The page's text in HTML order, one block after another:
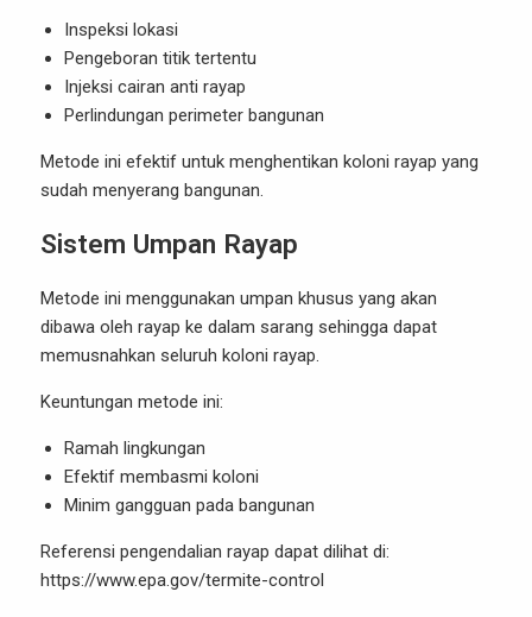
Inspeksi lokasi
Pengeboran titik tertentu
Injeksi cairan anti rayap
Perlindungan perimeter bangunan
Metode ini efektif untuk menghentikan koloni rayap yang
sudah menyerang bangunan.
Sistem Umpan Rayap
Metode ini menggunakan umpan khusus yang akan
dibawa oleh rayap ke dalam sarang sehingga dapat
memusnahkan seluruh koloni rayap.
Keuntungan metode ini:
Ramah lingkungan
Efektif membasmi koloni
Minim gangguan pada bangunan
Referensi pengendalian rayap dapat dilihat di:
https://www.epa.gov/termite-control